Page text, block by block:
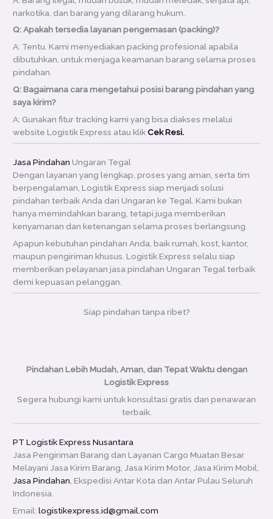
narkotika, dan barang yang dilarang hukum.
Q: Apakah tersedia layanan pengemasan (packing)?
A: Tentu. Kami menyediakan packing profesional apabila
dibutuhkan, untuk menjaga keamanan barang selama proses
pindahan.
Q: Bagaimana cara mengetahui posisi barang pindahan yang
saya kirim?
A: Gunakan fitur tracking kami yang bisa diakses melalui
website Logistik Express atau klikCek Resi.
Jasa Pindahan Ungaran Tegal
Dengan layanan yang lengkap, proses yang aman, serta tim
berpengalaman, Logistik Express siap menjadi solusi
pindahan terbaik Anda dari Ungaran ke Tegal. Kami bukan
hanya memindahkan barang, tetapi juga memberikan
kenyamanan dan ketenangan selama proses berlangsung.
Apapun kebutuhan pindahan Anda, baik rumah, kost, kantor,
maupun pengiriman khusus. Logistik Express selalu siap
memberikan pelayanan jasa pindahan Ungaran Tegal terbaik
demi kepuasan pelanggan.
Siap pindahan tanpa ribet?
Pindahan Lebih Mudah, Aman, dan Tepat Waktu dengan
Logistik Express
Segera hubungi kami untuk konsultasi gratis dan penawaran
terbaik.
PT Logistik Express Nusantara
Jasa Pengiriman Barang dan Layanan Cargo Muatan Besar
Melayani Jasa Kirim Barang, Jasa Kirim Motor, Jasa Kirim Mobil,
Jasa Pindahan, Ekspedisi Antar Kota dan Antar Pulau Seluruh
Indonesia.
Email:logistikexpress.id@gmail.com